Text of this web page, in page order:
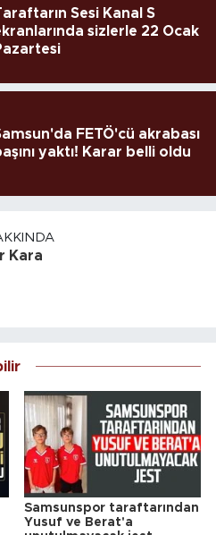
Sesi Kanal S
sizlerle 22 Ocak
FETÖ'cü akrabası
yaktı! Karar belli oldu
Kara
Samsunspor taraftarından
Yusuf ve Berat'a